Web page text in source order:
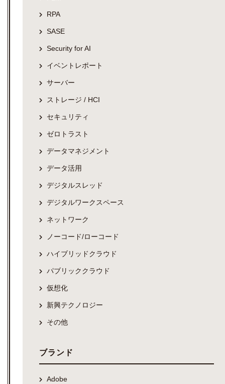
RPA
SASE
Security for AI
イベントレポート
サーバー
ストレージ / HCI
セキュリティ
ゼロトラスト
データマネジメント
データ活用
デジタルスレッド
デジタルワークスペース
ネットワーク
ノーコード/ローコード
ハイブリッドクラウド
パブリッククラウド
仮想化
新興テクノロジー
その他
ブランド
Adobe